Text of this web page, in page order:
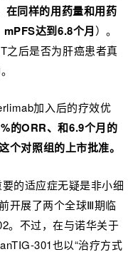
同样的用药量和用药
达到6.8个月）。
之后是否为肝癌患者真
加入后的疗效优
的ORR、和6.9个月的
个对照组的上市批准。
的适应症无疑是非小细
开展了两个全球Ⅲ期临
不过，在与诺华关于
301也以“治疗方式